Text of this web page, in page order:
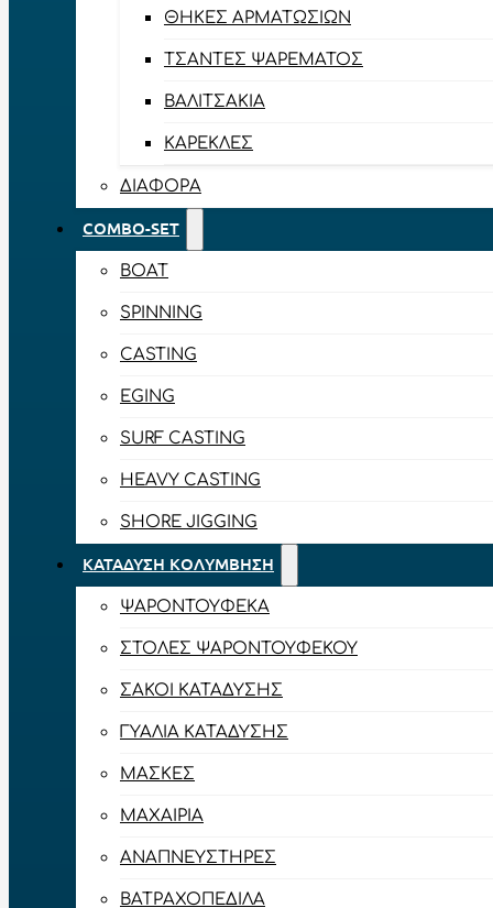
ΘΉΚΕΣ ΑΡΜΑΤΩΣΙΏΝ
ΤΣΆΝΤΕΣ ΨΑΡΈΜΑΤΟΣ
ΒΑΛΙΤΣΆΚΙΑ
ΚΑΡΈΚΛΕΣ
ΔΙΆΦΟΡΑ
COMBO-SET
BOAT
SPINNING
CASTING
EGING
SURF CASTING
HEAVY CASTING
SHORE JIGGING
ΚΑΤΆΔΥΣΗ ΚΟΛΎΜΒΗΣΗ
ΨΑΡΟΝΤΟΎΦΕΚΑ
ΣΤΟΛΈΣ ΨΑΡΟΝΤΟΎΦΕΚΟΥ
ΣΆΚΟΙ ΚΑΤΆΔΥΣΗΣ
ΓΥΑΛΙΆ ΚΑΤΆΔΥΣΗΣ
ΜΆΣΚΕΣ
ΜΑΧΑΊΡΙΑ
ΑΝΑΠΝΕΥΣΤΉΡΕΣ
ΒΑΤΡΑΧΟΠΈΔΙΛΑ